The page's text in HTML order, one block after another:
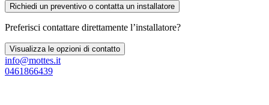
Richiedi un preventivo o contatta un installatore
Preferisci contattare direttamente l’installatore?
Visualizza le opzioni di contatto
info@mottes.it
0461866439